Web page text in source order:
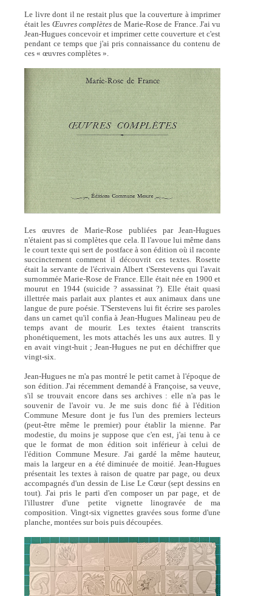
Le livre dont il ne restait plus que la couverture à imprimer
était les Œuvres complètes de Marie-Rose de France. J'ai vu
Jean-Hugues concevoir et imprimer cette couverture et c'est
pendant ce temps que j'ai pris connaissance du contenu de
ces « œuvres complètes ».
Les œuvres de Marie-Rose publiées par Jean-Hugues
n'étaient pas si complètes que cela. Il l'avoue lui même dans
le court texte qui sert de postface à son édition où il raconte
succinctement comment il découvrit ces textes. Rosette
était la servante de l'écrivain Albert t'Serstevens qui l'avait
surnommée Marie-Rose de France. Elle était née en 1900 et
mourut en 1944 (suicide ? assassinat ?). Elle était quasi
illettrée mais parlait aux plantes et aux animaux dans une
langue de pure poésie. T'Serstevens lui fit écrire ses paroles
dans un carnet qu'il confia à Jean-Hugues Malineau peu de
temps avant de mourir. Les textes étaient transcrits
phonétiquement, les mots attachés les uns aux autres. Il y
en avait vingt-huit ; Jean-Hugues ne put en déchiffrer que
vingt-six.
Jean-Hugues ne m'a pas montré le petit carnet à l'époque de
son édition. J'ai récemment demandé à Françoise, sa veuve,
s'il se trouvait encore dans ses archives : elle n'a pas le
souvenir de l'avoir vu. Je me suis donc fié à l'édition
Commune Mesure dont je fus l'un des premiers lecteurs
(peut-être même le premier) pour établir la mienne. Par
modestie, du moins je suppose que c'en est, j'ai tenu à ce
que le format de mon édition soit inférieur à celui de
l'édition Commune Mesure. J'ai gardé la même hauteur,
mais la largeur en a été diminuée de moitié. Jean-Hugues
présentait les textes à raison de quatre par page, ou deux
accompagnés d'un dessin de Lise Le Cœur (sept dessins en
tout). J'ai pris le parti d'en composer un par page, et de
l'illustrer d'une petite vignette linogravée de ma
composition. Vingt-six vignettes gravées sous forme d'une
planche, montées sur bois puis découpées.